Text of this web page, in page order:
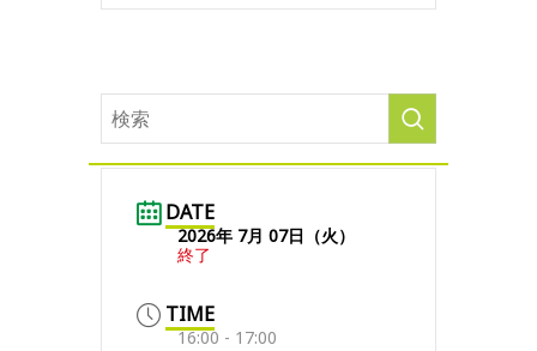
DATE
2026年 7月 07日（火）
終了
TIME
16:00 - 17:00